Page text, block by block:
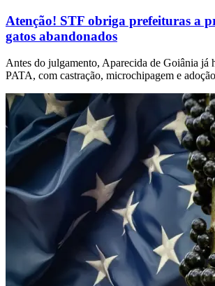
Atenção! STF obriga prefeituras a
gatos abandonados
Antes do julgamento, Aparecida de Goiânia já
PATA, com castração, microchipagem e